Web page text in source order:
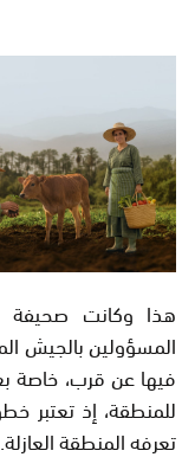
هذا وكانت صحيفة
المسؤولين بالجيش
فيها عن قرب، خاصة
للمنطقة، إذ تعتبر
تعرفه المنطقة العازلة.